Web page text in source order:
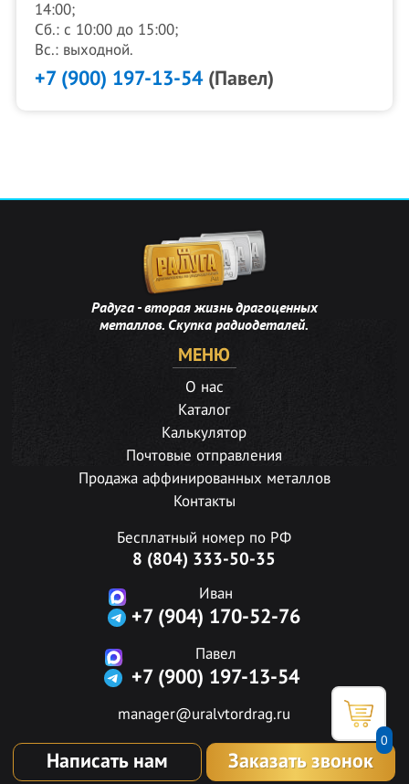
0
14:00;
Сб.: с 10:00 до 15:00;
Вс.: выходной.
+7 (900) 197-13-54(Павел)
Радуга - вторая жизнь драгоценных
металлов. Скупка радиодеталей.
МЕНЮ
О нас
Каталог
Калькулятор
Почтовые отправления
Продажа аффинированных металлов
Контакты
Бесплатный номер по РФ
8 (804) 333-50-35
Иван
+7 (904) 170-52-76
Павел
+7 (900) 197-13-54
manager@uralvtordrag.ru
Написать нам Заказать звонок